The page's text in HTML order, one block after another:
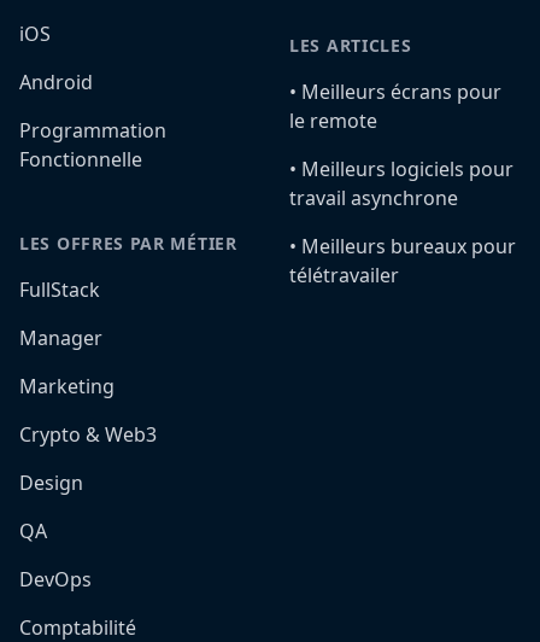
iOS
Android
Programmation
Fonctionnelle
LES OFFRES PAR MÉTIER
FullStack
Manager
Marketing
Crypto & Web3
Design
QA
DevOps
Comptabilité
LES ARTICLES
•️ Meilleurs écrans pour
le remote
•️ Meilleurs logiciels pour
travail asynchrone
•️ Meilleurs bureaux pour
télétravailer